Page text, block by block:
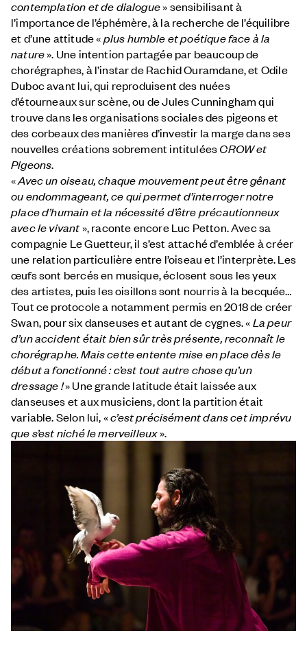
contemplation et de dialogue» sensibilisant à
l’importance de l’éphémère, à la recherche de l’équilibre
et d’une attitude «plus humble et poétique face à la
nature». Une intention partagée par beaucoup de
chorégraphes, à l’instar de Rachid Ouramdane, et Odile
Duboc avant lui, qui reproduisent des nuées
d’étourneaux sur scène, ou de Jules Cunningham qui
trouve dans les organisations sociales des pigeons et
des corbeaux des manières d’investir la marge dans ses
nouvelles créations sobrement intituléesCROW et
Pigeons.
«Avec un oiseau, chaque mouvement peut être gênant
ou endommageant, ce qui permet d’interroger notre
place d’humain et la nécessité d’être précautionneux
avec le vivant», raconte encore Luc Petton. Avec sa
compagnie Le Guetteur, il s’est attaché d’emblée à créer
une relation particulière entre l’oiseau et l’interprète. Les
œufs sont bercés en musique, éclosent sous les yeux
des artistes, puis les oisillons sont nourris à la becquée…
Tout ce protocole a notamment permis en 2018 de créer
Swan, pour six danseuses et autant de cygnes. «La peur
d’un accident était bien sûr très présente, reconnaît le
chorégraphe. Mais cette entente mise en place dès le
début a fonctionné : c’est tout autre chose qu’un
dressage !» Une grande latitude était laissée aux
danseuses et aux musiciens, dont la partition était
variable. Selon lui, «c’est précisément dans cet imprévu
que s’est niché le merveilleux».